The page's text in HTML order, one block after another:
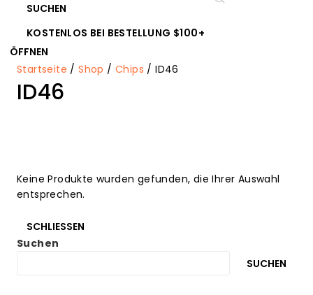
SUCHEN
KOSTENLOS BEI BESTELLUNG $100+
ÖFFNEN
Startseite / Shop / Chips / ID46
ID46
Keine Produkte wurden gefunden, die Ihrer Auswahl
entsprechen.
SCHLIESSEN
Suchen
SUCHEN